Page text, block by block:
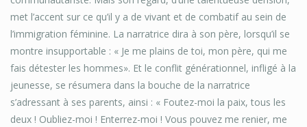
met l’accent sur ce qu’il y a de vivant et de combatif au sein de
l’immigration féminine. La narratrice dira à son père, lorsqu’il se
montre insupportable : « Je me plains de toi, mon père, qui me
fais détester les hommes». Et le conflit générationnel, infligé à la
jeunesse, se résumera dans la bouche de la narratrice
s’adressant à ses parents, ainsi : « Foutez-moi la paix, tous les
deux ! Oubliez-moi ! Enterrez-moi ! Vous pouvez me renier, me